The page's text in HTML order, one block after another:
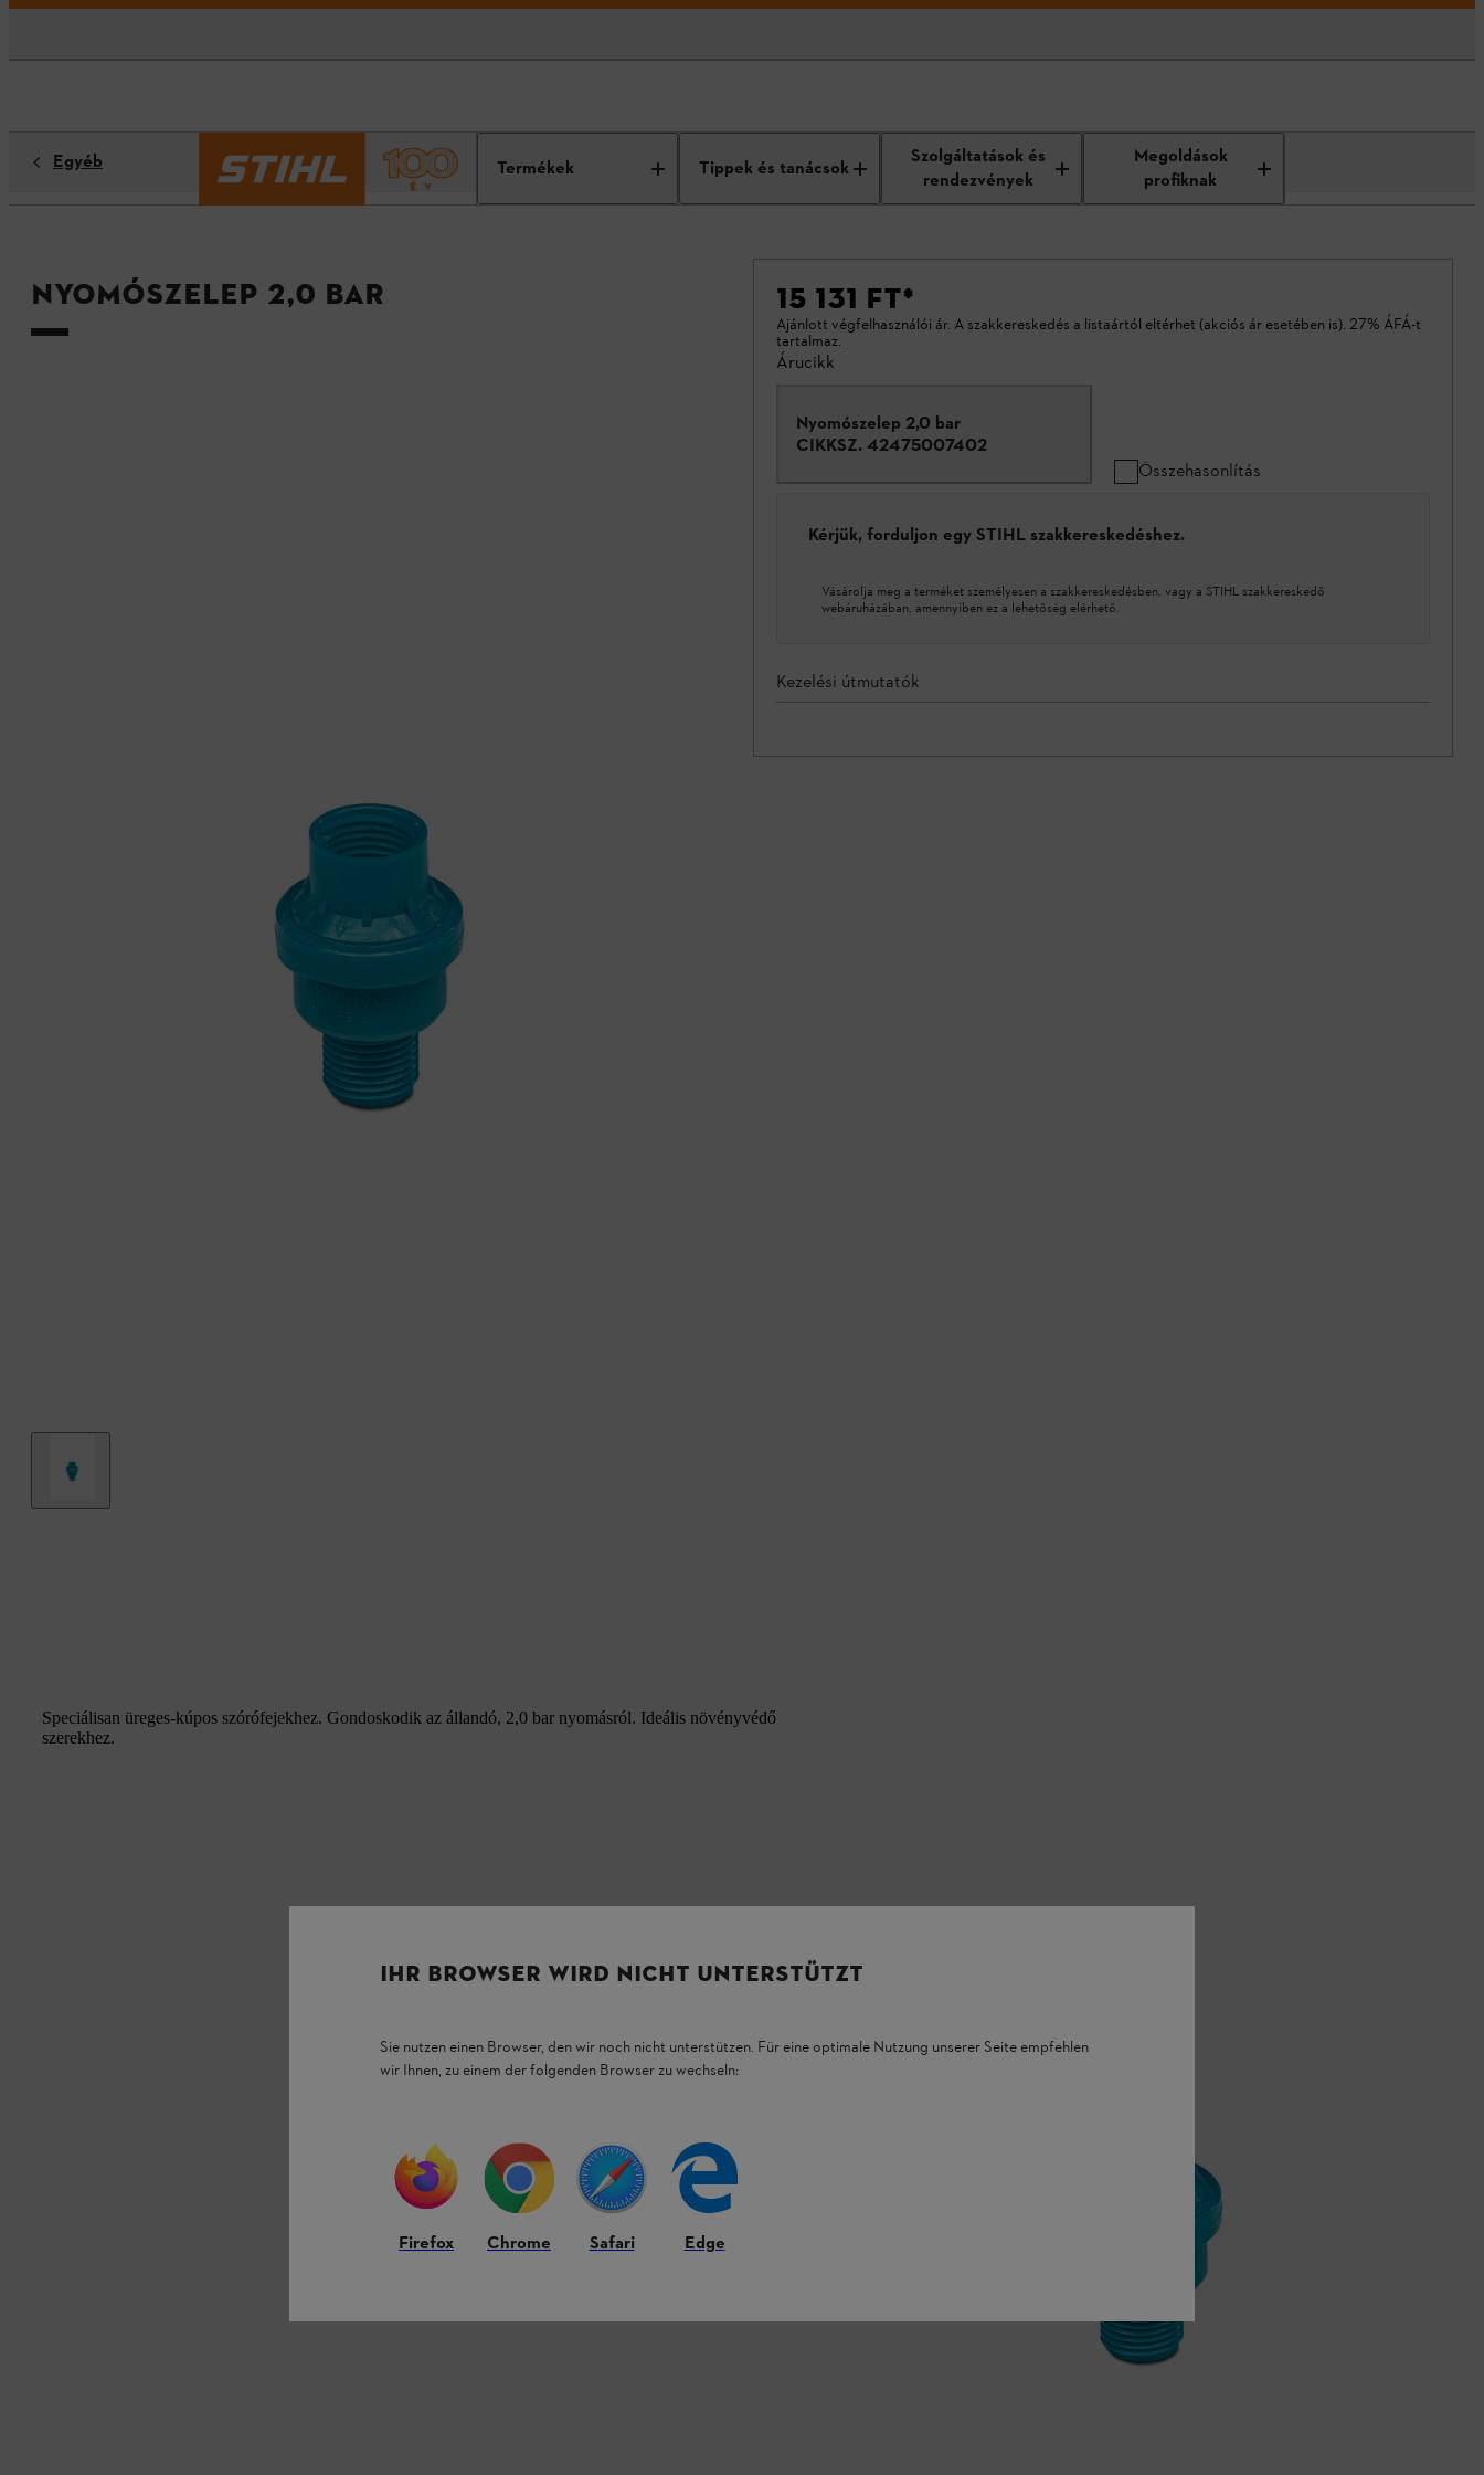
Termékek Tippek és tanácsok
Szolgáltatások és
rendezvények
Megoldások
profiknak
Egyéb
Nyomószelep 2,0 bar 15 131 FT*
Ajánlott végfelhasználói ár. A szakkereskedés a listaártól eltérhet (akciós ár esetében is). 27% ÁFÁ-t
tartalmaz.
Árucikk
Nyomószelep 2,0 bar
CIKKSZ. 42475007402
Összehasonlítás
Kérjük, forduljon egy STIHL szakkereskedéshez.
Vásárolja meg a terméket személyesen a szakkereskedésben, vagy a STIHL szakkereskedő
webáruházában, amennyiben ez a lehetőség elérhető.
Kezelési útmutatók
Speciálisan üreges-kúpos szórófejekhez. Gondoskodik az állandó, 2,0 bar nyomásról. Ideális növényvédő
szerekhez.
IHR BROWSER WIRD NICHT UNTERSTÜTZT
Sie nutzen einen Browser, den wir noch nicht unterstützen. Für eine optimale Nutzung unserer Seite empfehlen
wir Ihnen, zu einem der folgenden Browser zu wechseln:
Firefox Chrome Safari Edge